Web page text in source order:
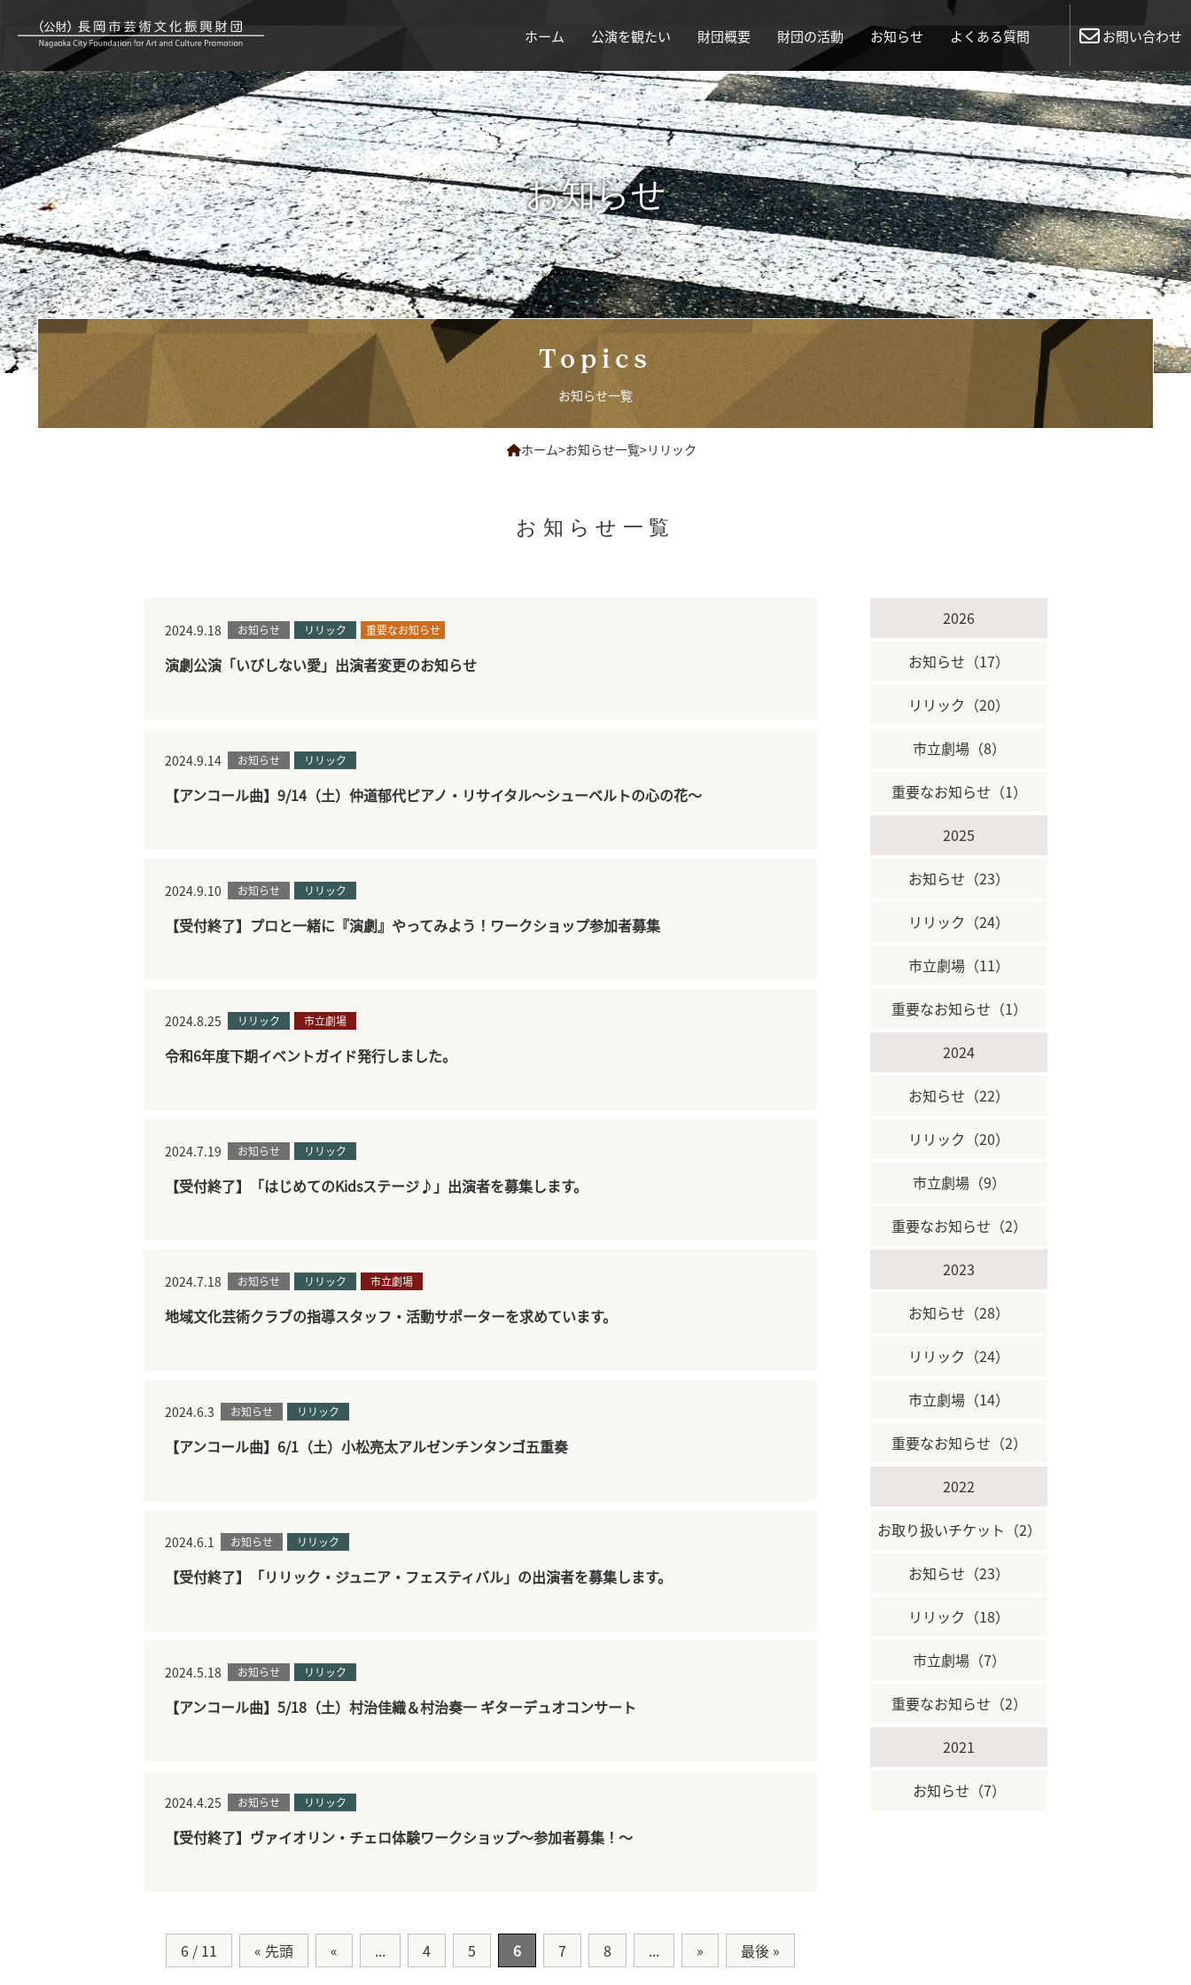
ホーム 公演を観たい 財団概要 財団の活動 お知らせ よくある質問 お問い合わせ
お知らせ
Topics
お知らせ一覧
ホーム>お知らせ一覧>リリック
お知らせ一覧
2024.9.18 お知らせ リリック 重要なお知らせ
演劇公演「いびしない愛」出演者変更のお知らせ
2024.9.14 お知らせ リリック
【アンコール曲】9/14（土）仲道郁代ピアノ・リサイタル～シューベルトの心の花～
2024.9.10 お知らせ リリック
【受付終了】プロと一緒に『演劇』やってみよう！ワークショップ参加者募集
2024.8.25 リリック 市立劇場
令和6年度下期イベントガイド発行しました。
2024.7.19 お知らせ リリック
【受付終了】「はじめてのKidsステージ♪」出演者を募集します。
2024.7.18 お知らせ リリック 市立劇場
地域文化芸術クラブの指導スタッフ・活動サポーターを求めています。
2024.6.3 お知らせ リリック
【アンコール曲】6/1（土）小松亮太アルゼンチンタンゴ五重奏
2024.6.1 お知らせ リリック
【受付終了】「リリック・ジュニア・フェスティバル」の出演者を募集します。
2024.5.18 お知らせ リリック
【アンコール曲】5/18（土）村治佳織＆村治奏一 ギターデュオコンサート
2024.4.25 お知らせ リリック
【受付終了】ヴァイオリン・チェロ体験ワークショップ～参加者募集！～
6 / 11 « 先頭 « ... 4 5 6 7 8 ... » 最後 »
2026
お知らせ（17）
リリック（20）
市立劇場（8）
重要なお知らせ（1）
2025
お知らせ（23）
リリック（24）
市立劇場（11）
重要なお知らせ（1）
2024
お知らせ（22）
リリック（20）
市立劇場（9）
重要なお知らせ（2）
2023
お知らせ（28）
リリック（24）
市立劇場（14）
重要なお知らせ（2）
2022
お取り扱いチケット（2）
お知らせ（23）
リリック（18）
市立劇場（7）
重要なお知らせ（2）
2021
お知らせ（7）